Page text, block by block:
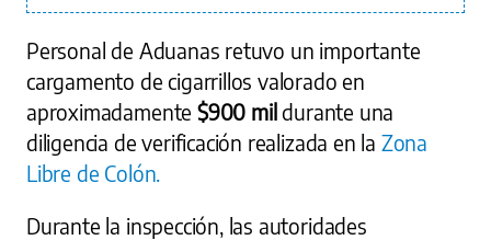
Personal de Aduanas retuvo un importante
cargamento de cigarrillos valorado en
aproximadamente $900 mil durante una
diligencia de verificación realizada en la Zona
Libre de Colón.
Durante la inspección, las autoridades